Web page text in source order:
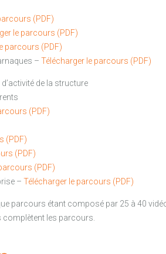
(PDF)
le parcours (PDF)
parcours (PDF)
– Télécharger le parcours (PDF)
de la structure
(PDF)
(PDF)
(PDF)
(PDF)
– Télécharger le parcours (PDF)
parcours étant composé par 25 à 40
complètent les parcours.